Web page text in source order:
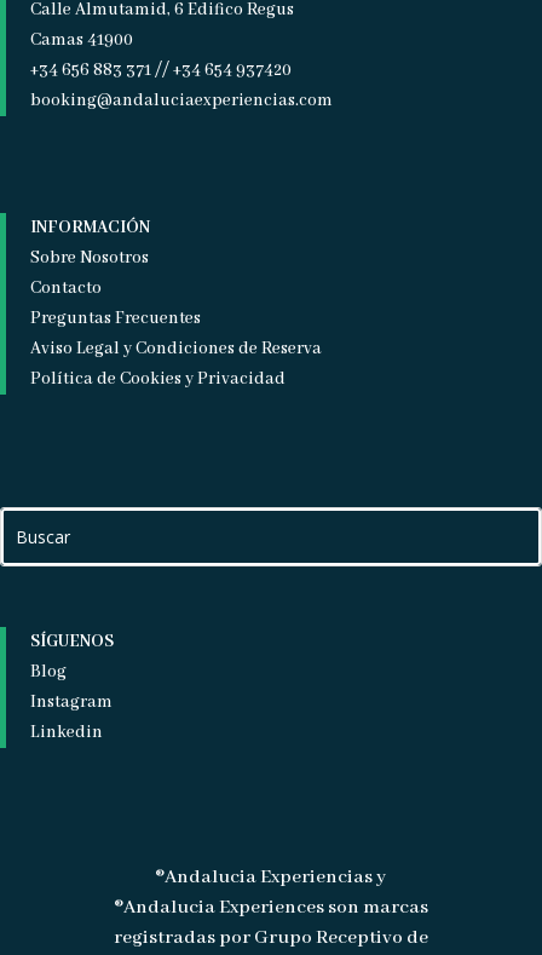
Calle Almutamid, 6 Edifico Regus
Camas 41900
+34 656 883 371 // +34 654 937420
booking@andaluciaexperiencias.com
INFORMACIÓN
Sobre Nosotros
Contacto
Preguntas Frecuentes
Aviso Legal y Condiciones de Reserva
Política de Cookies y Privacidad
SÍGUENOS
Blog
Instagram
Linkedin
®Andalucia Experiencias y
®Andalucia Experiences son marcas
registradas por Grupo Receptivo de